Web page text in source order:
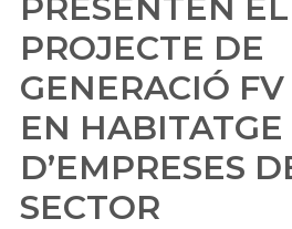
PRESENTEN EL
PROJECTE DE
GENERACIÓ
EN
D’EMPRESES
SECTOR